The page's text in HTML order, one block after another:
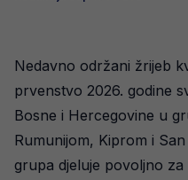
Nedavno održani žrijeb
prvenstvo 2026. godine
Bosne i Hercegovine u
Rumunijom, Kiprom i
grupa djeluje povoljno za